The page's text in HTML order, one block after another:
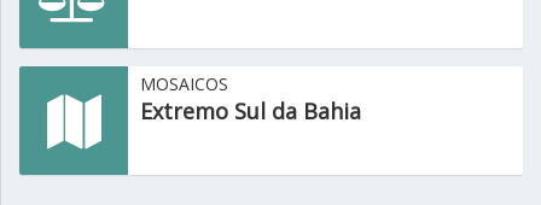
MOSAICOS
Extremo Sul da Bahia